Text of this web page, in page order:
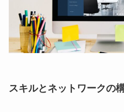
スキルとネットワークの